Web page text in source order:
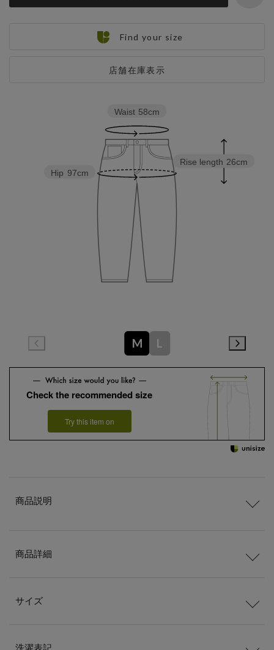
店舗在庫表示
Find your size
Rise length 26cm
Hip 97cm
Waist 58cm
M L
Check the recommended size
Try this item on
商品説明
商品詳細
サイズ
洗濯表記